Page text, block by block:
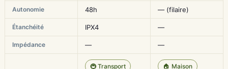
Autonomie 48h — (filaire)
Étanchéité IPX4 —
Impédance — —
🚇 Transport 🏠 Maison